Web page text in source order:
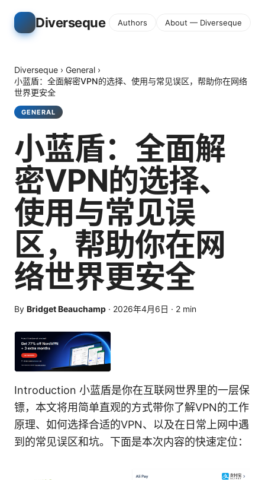
Diverseque Authors About — Diverseque
Diverseque › General ›
小蓝盾：全面解密VPN的选择、使用与常见误区，帮助你在网络
世界更安全
GENERAL
小蓝盾：全面解
密VPN的选择、
使用与常见误
区，帮助你在网
络世界更安全
By Bridget Beauchamp · 2026年4月6日 · 2 min
Introduction 小蓝盾是你在互联网世界里的一层保
镖，本文将用简单直观的方式带你了解VPN的工作
原理、如何选择合适的VPN、以及在日常上网中遇
到的常见误区和坑。下面是本次内容的快速定位：